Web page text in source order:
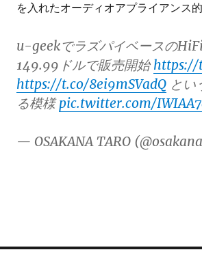
を入れたオーディオアプライアンス
u-geekでラズパイベースの
149.99ドルで販売開始https://
https://t.co/8ei9mSVadQとい
る模様pic.twitter.com/
— OSAKANA TARO